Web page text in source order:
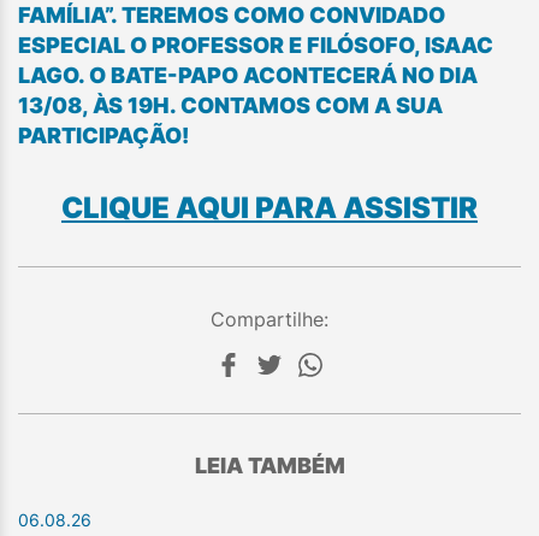
FAMÍLIA”. TEREMOS COMO CONVIDADO
ESPECIAL O PROFESSOR E FILÓSOFO, ISAAC
LAGO. O BATE-PAPO ACONTECERÁ NO DIA
13/08, ÀS 19H. CONTAMOS COM A SUA
PARTICIPAÇÃO!
CLIQUE AQUI PARA ASSISTIR
Compartilhe:
LEIA TAMBÉM
06.08.26